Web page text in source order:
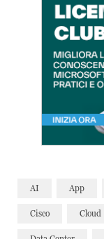
AI App
Cisco Cloud